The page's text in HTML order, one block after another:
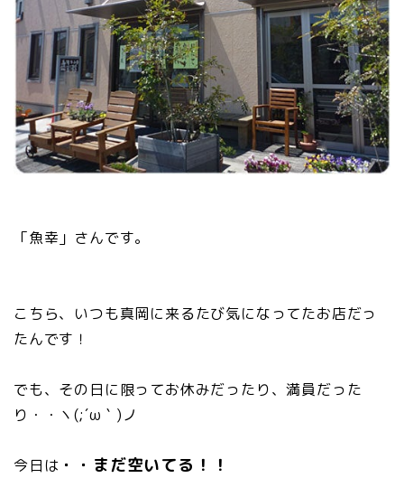
「魚幸」さんです。
こちら、いつも真岡に来るたび気になってたお店だっ
たんです！
でも、その日に限ってお休みだったり、満員だった
り・・ヽ(;´ω｀)ノ
今日は ・・まだ空いてる！！